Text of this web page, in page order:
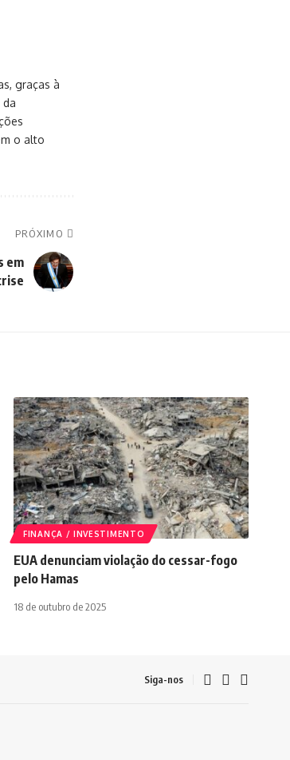
graças à
o alto
PRÓXIMO
em
FINANÇA / INVESTIMENTO
EUA denunciam violação do cessar-fogo
pelo Hamas
18 de outubro de 2025
Siga-nos